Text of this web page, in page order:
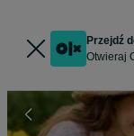
Przejdź
Otwieraj